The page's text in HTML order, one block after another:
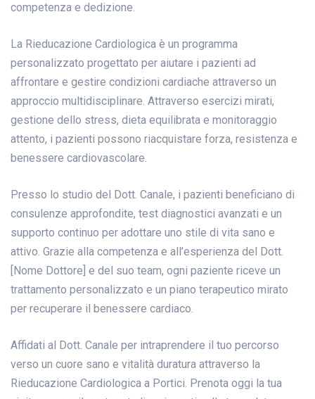
competenza e dedizione.
La Rieducazione Cardiologica è un programma
personalizzato progettato per aiutare i pazienti ad
affrontare e gestire condizioni cardiache attraverso un
approccio multidisciplinare. Attraverso esercizi mirati,
gestione dello stress, dieta equilibrata e monitoraggio
attento, i pazienti possono riacquistare forza, resistenza e
benessere cardiovascolare.
Presso lo studio del Dott. Canale, i pazienti beneficiano di
consulenze approfondite, test diagnostici avanzati e un
supporto continuo per adottare uno stile di vita sano e
attivo. Grazie alla competenza e all’esperienza del Dott.
[Nome Dottore] e del suo team, ogni paziente riceve un
trattamento personalizzato e un piano terapeutico mirato
per recuperare il benessere cardiaco.
Affidati al Dott. Canale per intraprendere il tuo percorso
verso un cuore sano e vitalità duratura attraverso la
Rieducazione Cardiologica a Portici. Prenota oggi la tua